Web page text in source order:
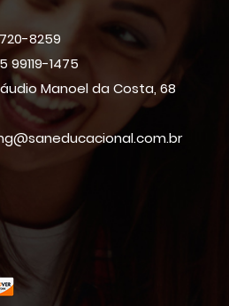
8259
99119-1475
Manoel da Costa, 68